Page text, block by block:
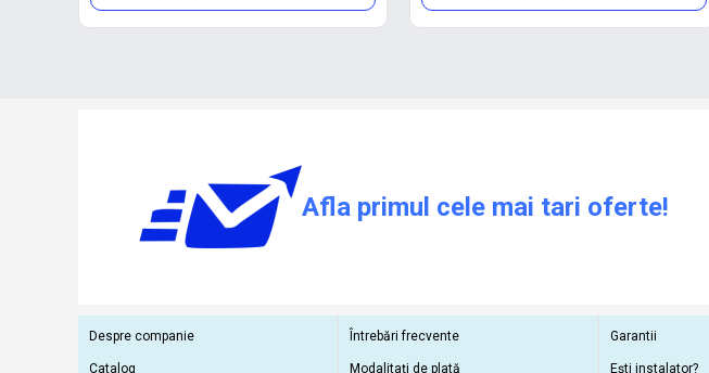
Afla primul cele mai tari oferte!
Despre companie
Catalog
Întrebări frecvente
Modalitați de plată
Garantii
Ești instalator?